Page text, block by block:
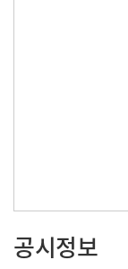
공시정보